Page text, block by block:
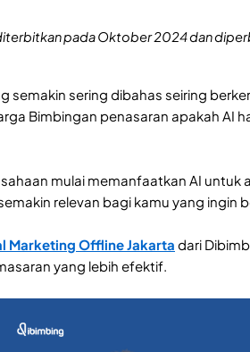
pada Oktober 2024 dan
semakin sering dibahas seiring
Bimbingan penasaran apakah
mulai memanfaatkan AI
relevan bagi kamu yang ingin
Marketing Offline Jakarta dari
yang lebih efektif.